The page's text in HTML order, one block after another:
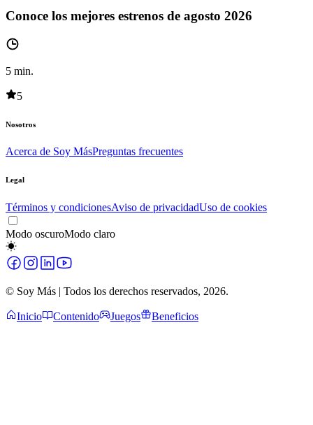
Conoce los mejores estrenos de agosto 2026
5 min.
5
Nosotros
Acerca de Soy MásPreguntas frecuentes
Legal
Términos y condicionesAviso de privacidadUso de cookies
Modo oscuroModo claro
© Soy Más | Todos los derechos reservados, 2026.
Inicio Contenido Juegos Beneficios